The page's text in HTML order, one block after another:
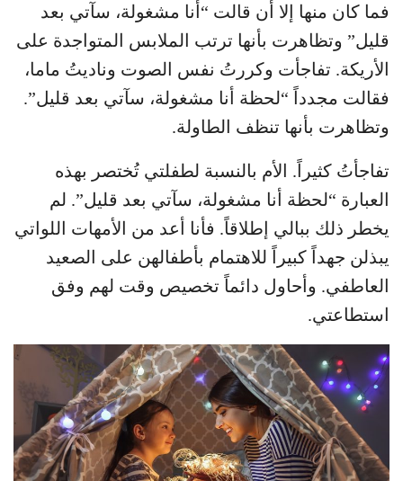
فما كان منها إلا أن قالت “أنا مشغولة، سآتي بعد
قليل” وتظاهرت بأنها ترتب الملابس المتواجدة على
الأريكة. تفاجأت وكررتُ نفس الصوت وناديتُ ماما،
فقالت مجدداً “لحظة أنا مشغولة، سآتي بعد قليل”.
وتظاهرت بأنها تنظف الطاولة.
تفاجأتُ كثيراً. الأم بالنسبة لطفلتي تُختصر بهذه
العبارة “لحظة أنا مشغولة، سآتي بعد قليل”. لم
يخطر ذلك ببالي إطلاقاً. فأنا أعد من الأمهات اللواتي
يبذلن جهداً كبيراً للاهتمام بأطفالهن على الصعيد
العاطفي. وأحاول دائماً تخصيص وقت لهم وفق
استطاعتي.